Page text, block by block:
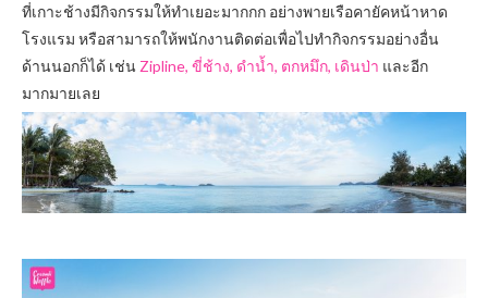
ที่เกาะช้างมีกิจกรรมให้ทำเยอะมากกก อย่างพายเรือคายัคหน้าหาด
โรงแรม หรือสามารถให้พนักงานติดต่อเพื่อไปทำกิจกรรมอย่างอื่น
ด้านนอกก็ได้ เช่น Zipline, ขี่ช้าง, ดำน้ำ, ตกหมึก, เดินป่า และอีก
มากมายเลย